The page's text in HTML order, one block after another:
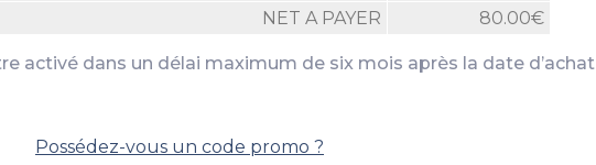
NET A PAYER
80.00€
activé dans un délai maximum de six mois après la date d’achat
Possédez-vous un code promo ?